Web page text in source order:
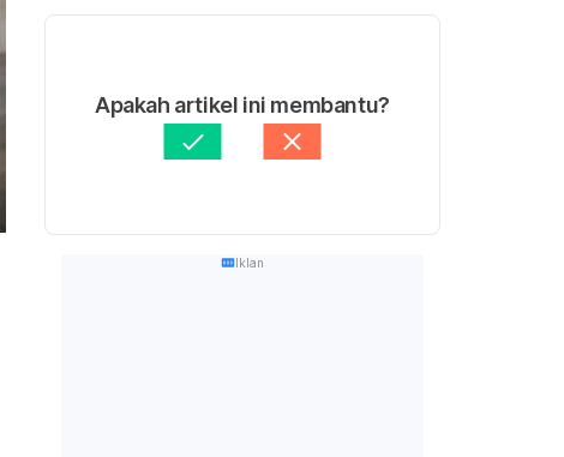
Apakah artikel ini membantu?
Iklan